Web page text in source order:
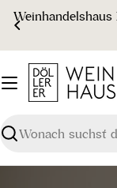
Zum
Inhalt
springen
Suchen